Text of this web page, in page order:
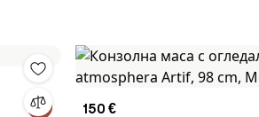
150 €